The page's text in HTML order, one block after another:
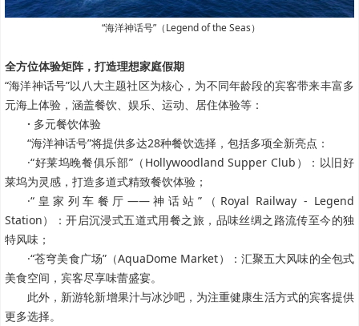
“海洋神话号”（Legend of the Seas）
全方位体验矩阵，打造理想家庭假期
“海洋神话号”以八大主题社区为核心，为不同年龄段的宾客带来丰富多
元海上体验，涵盖餐饮、娱乐、运动、居住体验等：
· 多元餐饮体验
“海洋神话号”将提供多达28种餐饮选择，包括多项全新亮点：
·“好莱坞晚餐俱乐部”（Hollywoodland Supper Club）：以旧好
莱坞为灵感，打造多道式精致餐饮体验；
·“皇家列车餐厅——神话站”（Royal Railway - Legend
Station）：开启沉浸式五道式用餐之旅，品味丝绸之路流传至今的独
特风味；
·“苍穹美食广场”（AquaDome Market）：汇聚五大风味的全包式
美食空间，宾客尽享味蕾盛宴。
此外，新游轮新增果汁与冰沙吧，为注重健康生活方式的宾客提供
更多选择。